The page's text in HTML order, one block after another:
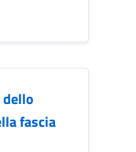
dello
fascia